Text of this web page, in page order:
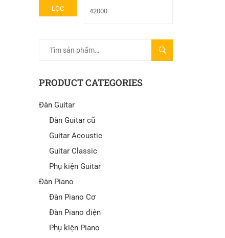
LỌC
TÌM
KIẾM
PRODUCT CATEGORIES
Đàn Guitar
Đàn Guitar cũ
Guitar Acoustic
Guitar Classic
Phụ kiện Guitar
Đàn Piano
Đàn Piano Cơ
Đàn Piano điện
Phụ kiện Piano